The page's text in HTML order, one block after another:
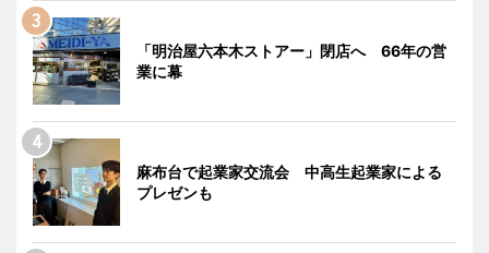
「明治屋六本木ストアー」閉店へ 66年の営
業に幕
麻布台で起業家交流会 中高生起業家による
プレゼンも